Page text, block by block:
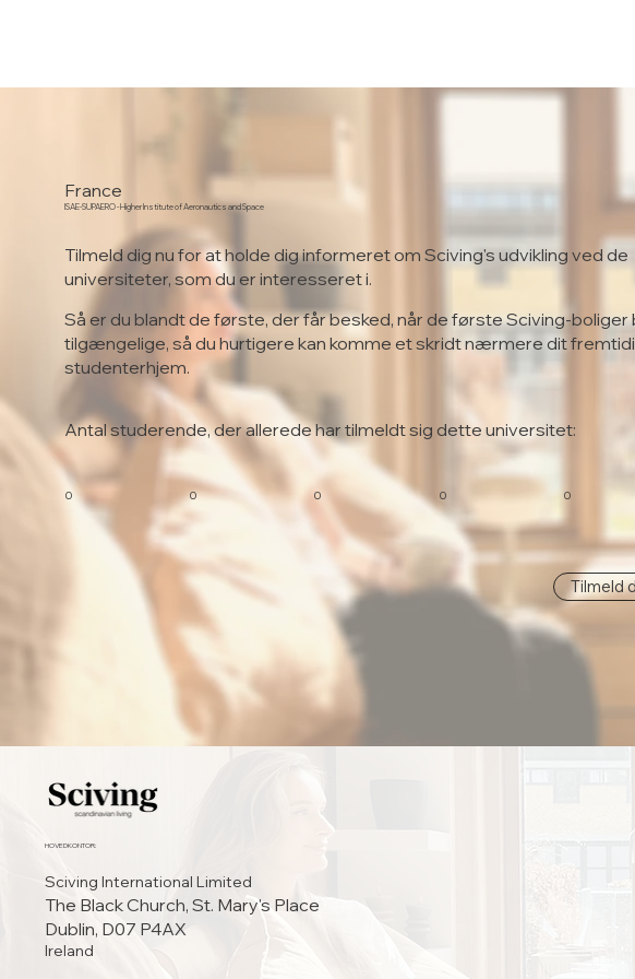
France
ISAE-SUPAERO - Higher Institute of Aeronautics and Space
Tilmeld dig nu for at holde dig informeret om Sciving's udvikling ved de
universiteter, som du er interesseret i.
Så er du blandt de første, der får besked, når de første Sciving-boliger
tilgængelige, så du hurtigere kan komme et skridt nærmere dit
studenterhjem.
Antal studerende, der allerede har tilmeldt sig dette universitet:
0
0
0
0
0
Tilmeld
HOVEDKONTOR:
Sciving International Limited
The Black Church, St. Mary's Place
Dublin, D07 P4AX
Ireland